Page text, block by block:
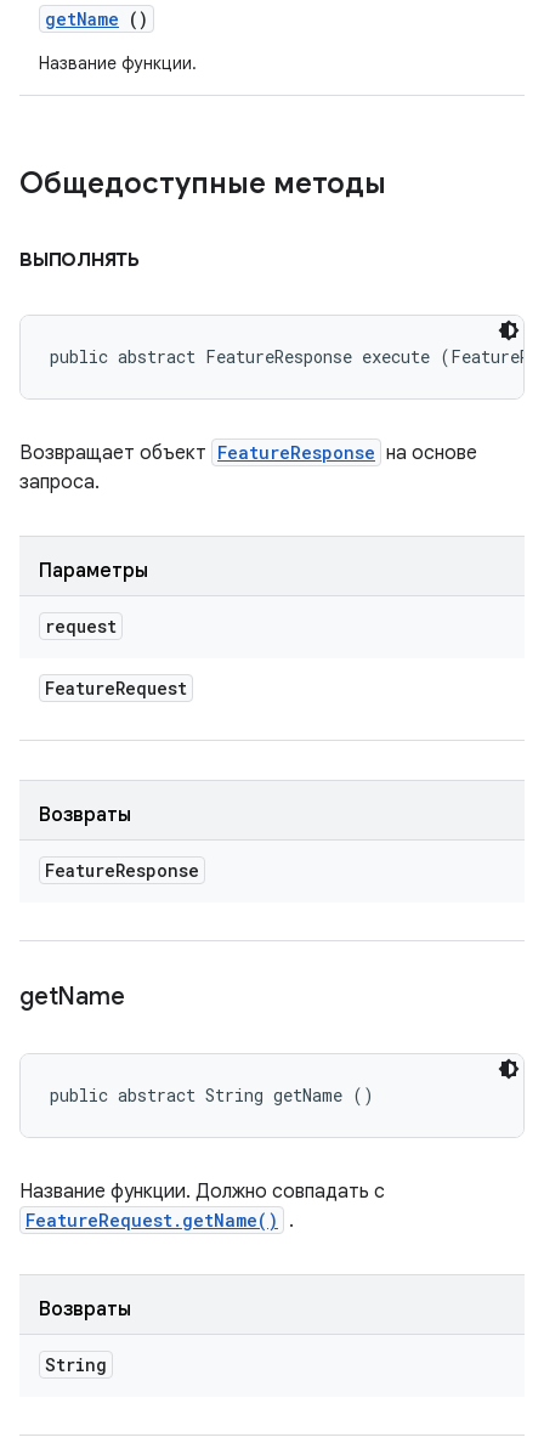
getName ()
Название функции.
Общедоступные методы
выполнять
public abstract FeatureResponse execute
Возвращает объект FeatureResponse на основе
запроса.
Параметры
request
FeatureRequest
Возвраты
FeatureResponse
getName
public abstract String getName ()
Название функции. Должно совпадать с
FeatureRequest.getName() .
Возвраты
String